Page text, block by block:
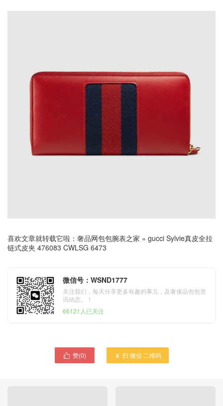
喜欢文章就转载它啦： 奢品网包包腕表之家 » gucci Sylvie真皮全拉
链式皮夹 476083 CWLSG 6473
微信号：WSND1777
关注我们，每天分享更多有趣的事儿，及奢侈品包包资
讯动态。！
66121人已关注
 赞(0)  扫 微信 二维码